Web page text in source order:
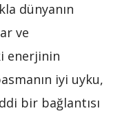
dünyanın
ve
enerjinin
iyi uyku,
bir bağlantısı